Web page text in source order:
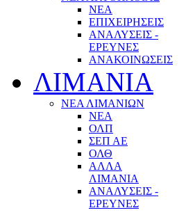
ΝΕΑ
ΕΠΙΧΕΙΡΗΣΕΙΣ
ΑΝΑΛΥΣΕΙΣ -
ΕΡΕΥΝΕΣ
ΑΝΑΚΟΙΝΩΣΕΙΣ
ΛΙΜΑΝΙΑ
ΝΕΑ ΛΙΜΑΝΙΩΝ
ΝΕΑ
ΟΛΠ
ΣΕΠ ΑΕ
ΟΛΘ
ΑΛΛΑ
ΛΙΜΑΝΙΑ
ΑΝΑΛΥΣΕΙΣ -
ΕΡΕΥΝΕΣ